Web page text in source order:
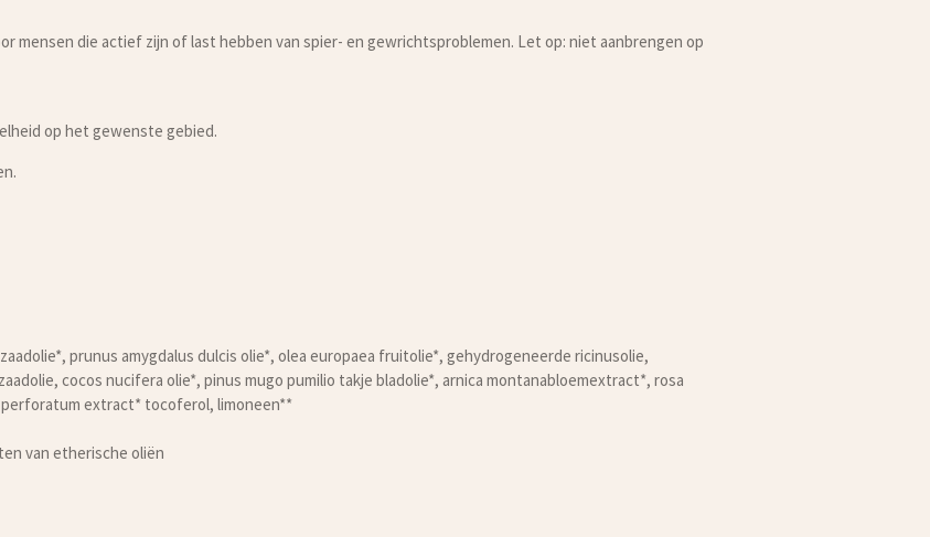
mensen die actief zijn of last hebben van spier- en gewrichtsproblemen. Let op: niet aanbrengen op
op het gewenste gebied.
prunus amygdalus dulcis olie*, olea europaea fruitolie*, gehydrogeneerde ricinusolie,
cocos nucifera olie*, pinus mugo pumilio takje bladolie*, arnica montanabloemextract*, rosa
extract* tocoferol, limoneen**
van etherische oliën